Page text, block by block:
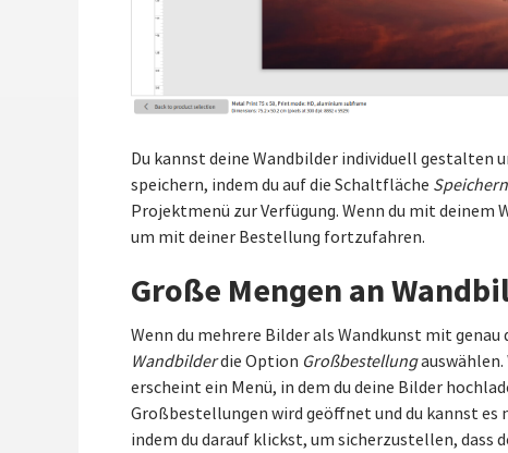
Du kannst deine Wandbilder individuell gestalten
speichern, indem du auf die Schaltfläche Speichern
Projektmenü zur Verfügung. Wenn du mit deinem
um mit deiner Bestellung fortzufahren.
Große Mengen an
Wenn du mehrere Bilder als Wandkunst mit
Wandbilderdie Option Großbestellungauswählen.
erscheint ein Menü, in dem du deine Bilder
Großbestellungen wird geöffnet und du kannst es
indem du darauf klickst, um sicherzustellen, dass